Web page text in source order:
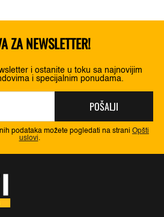
ZA NEWSLETTER!
i ostanite u toku sa najnovijim
i specijalnim ponudama.
POŠALJI
podataka možete pogledati na strani Opšti
uslovi .